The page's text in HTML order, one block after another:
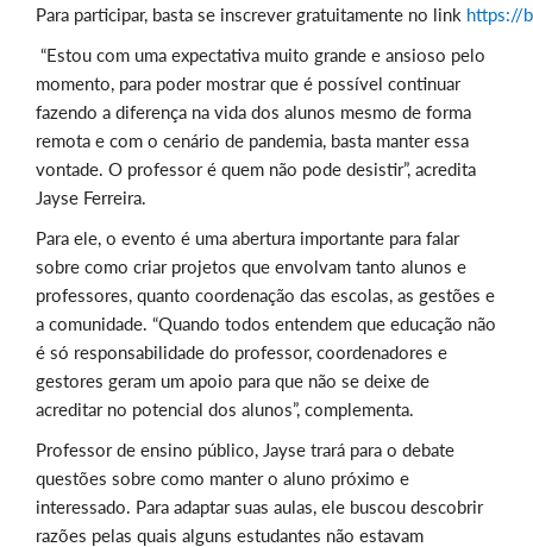
Para participar, basta se inscrever gratuitamente no link https://
“Estou com uma expectativa muito grande e ansioso pelo
momento, para poder mostrar que é possível continuar
fazendo a diferença na vida dos alunos mesmo de forma
remota e com o cenário de pandemia, basta manter essa
vontade. O professor é quem não pode desistir”, acredita
Jayse Ferreira.
Para ele, o evento é uma abertura importante para falar
sobre como criar projetos que envolvam tanto alunos e
professores, quanto coordenação das escolas, as gestões e
a comunidade. “Quando todos entendem que educação não
é só responsabilidade do professor, coordenadores e
gestores geram um apoio para que não se deixe de
acreditar no potencial dos alunos”, complementa.
Professor de ensino público, Jayse trará para o debate
questões sobre como manter o aluno próximo e
interessado. Para adaptar suas aulas, ele buscou descobrir
razões pelas quais alguns estudantes não estavam